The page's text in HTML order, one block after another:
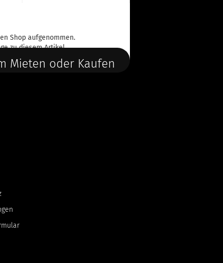
Shop aufgenommen.
zu diesem Artikel.
Mieten oder Kaufen